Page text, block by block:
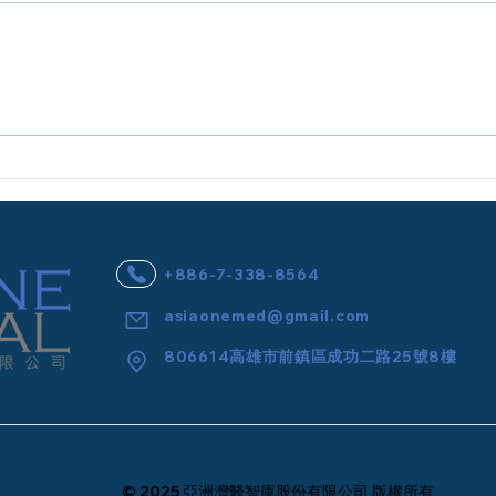
+886-7-338-8564
asiaonemed@gmail.com
806614高雄市前鎮區成功二路25號8樓
© 2025 亞洲灣醫智庫股份有限公司 版權所有